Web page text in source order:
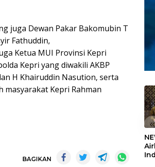
juga Dewan Pakar Bakomubin T
Fathuddin,
Ketua MUI Provinsi Kepri
Kepri yang diwakili AKBP
H Khairuddin Nasution, serta
masyarakat Kepri Rahman
BAGIKAN
«